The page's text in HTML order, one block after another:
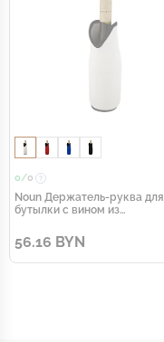
0/0
Noun Держатель-руква для
бутылки с вином из
белый
56.16 BYN